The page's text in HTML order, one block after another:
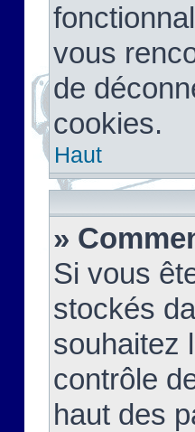
vous
de
cookies.
Haut
»
Si vous
stockés
souhaitez
contrôle
haut des